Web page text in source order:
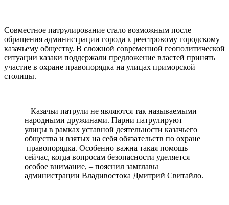
Совместное патрулирование стало возможным после
обращения администрации города к реестровому городскому
казачьему обществу. В сложной современной геополитической
ситуации казаки поддержали предложение властей принять
участие в охране правопорядка на улицах приморской
столицы.
– Казачьи патрули не являются так называемыми
народными дружинами. Парни патрулируют
улицы в рамках уставной деятельности казачьего
общества и взятых на себя обязательств по охране
правопорядка. Особенно важна такая помощь
сейчас, когда вопросам безопасности уделяется
особое внимание, – пояснил замглавы
администрации Владивостока Дмитрий Свитайло.